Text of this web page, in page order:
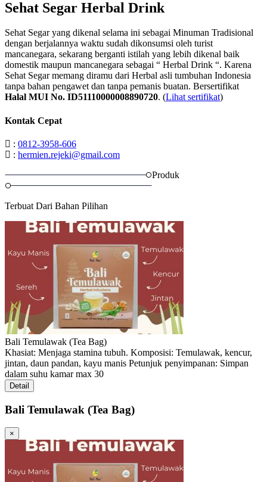
Sehat Segar Herbal Drink
Sehat Segar yang dikenal selama ini sebagai Minuman Tradisional
dengan berjalannya waktu sudah dikonsumsi oleh turist
mancanegara, sekarang berganti istilah yang lebih dikenal baik
domestik maupun mancanegara sebagai “ Herbal Drink “. Karena
Sehat Segar memang diramu dari Herbal asli tumbuhan Indonesia
tanpa bahan pengawet dan tanpa pemanis buatan. Bersertifikat
Halal MUI No. ID51110000008890720. (Lihat sertifikat)
Kontak Cepat
: 0812-3958-606
: hermien.rejeki@gmail.com
Produk
Terbuat Dari Bahan Pilihan
Bali Temulawak (Tea Bag)
Khasiat: Menjaga stamina tubuh. Komposisi: Temulawak, kencur,
jintan, daun pandan, kayu manis Petunjuk penyimpanan: Simpan
dalam suhu kamar max 30
Detail
Bali Temulawak (Tea Bag)
×